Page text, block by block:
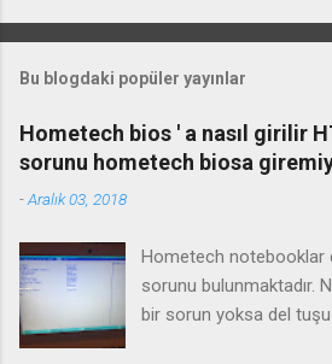
Bu blogdaki popüler yayınlar
Hometech bios ' a nasıl girilir
sorunu hometech biosa
-Aralık 03, 2018
Hometech notebooklar
sorunu bulunmaktadır.
bir sorun yoksa del